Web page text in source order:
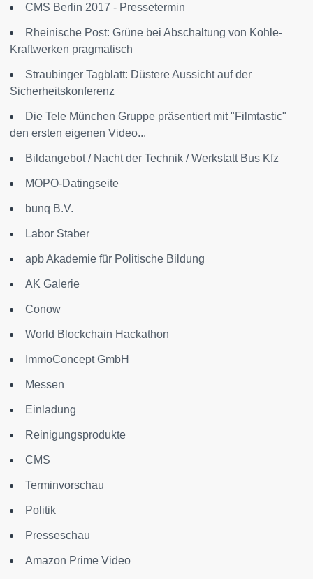
CMS Berlin 2017 - Pressetermin
Rheinische Post: Grüne bei Abschaltung von Kohle-
Kraftwerken pragmatisch
Straubinger Tagblatt: Düstere Aussicht auf der
Sicherheitskonferenz
Die Tele München Gruppe präsentiert mit "Filmtastic"
den ersten eigenen Video...
Bildangebot / Nacht der Technik / Werkstatt Bus Kfz
MOPO-Datingseite
bunq B.V.
Labor Staber
apb Akademie für Politische Bildung
AK Galerie
Conow
World Blockchain Hackathon
ImmoConcept GmbH
Messen
Einladung
Reinigungsprodukte
CMS
Terminvorschau
Politik
Presseschau
Amazon Prime Video